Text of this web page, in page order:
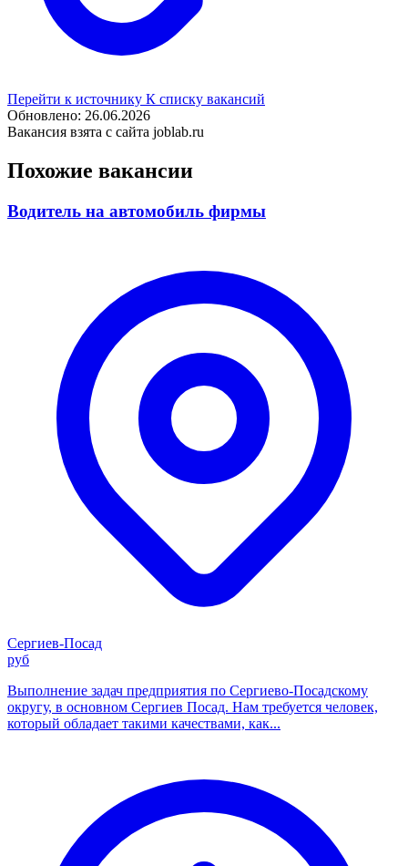
Перейти к источнику К списку вакансий
Обновлено: 26.06.2026
Вакансия взята с сайта joblab.ru
Похожие вакансии
Водитель на автомобиль фирмы
Сергиев-Посад
руб
Выполнение задач предприятия по Сергиево-Посадскому
округу, в основном Сергиев Посад. Нам требуется человек,
который обладает такими качествами, как...